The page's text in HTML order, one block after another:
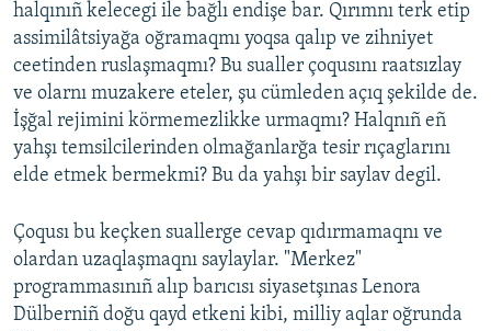
halqınıñ kelecegi ile bağlı endişe bar. Qırımnı terk etip
assimilâtsiyağa oğramaqmı yoqsa qalıp ve zihniyet
ceetinden ruslaşmaqmı? Bu sualler çoqusını raatsızlay
ve olarnı muzakere eteler, şu cümleden açıq şekilde de.
İşğal rejimini körmemezlikke urmaqmı? Halqnıñ eñ
yahşı temsilcilerinden olmağanlarğa tesir rıçaglarını
elde etmek bermekmi? Bu da yahşı bir saylav degil.
Çoqusı bu keçken suallerge cevap qıdırmamaqnı ve
olardan uzaqlaşmaqnı saylaylar. "Merkez"
programmasınıñ alıp barıcısı siyasetşınas Lenora
Dülberniñ doğu qayd etkeni kibi, milliy aqlar oğrunda